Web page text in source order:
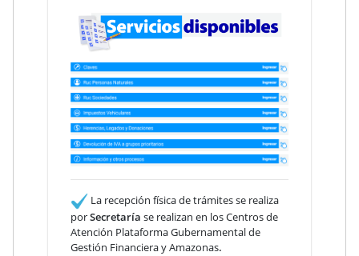
La recepción física de trámites se realiza
porSecretaría se realizan en los Centros de
Atención Plataforma Gubernamental de
Gestión Financiera y Amazonas.